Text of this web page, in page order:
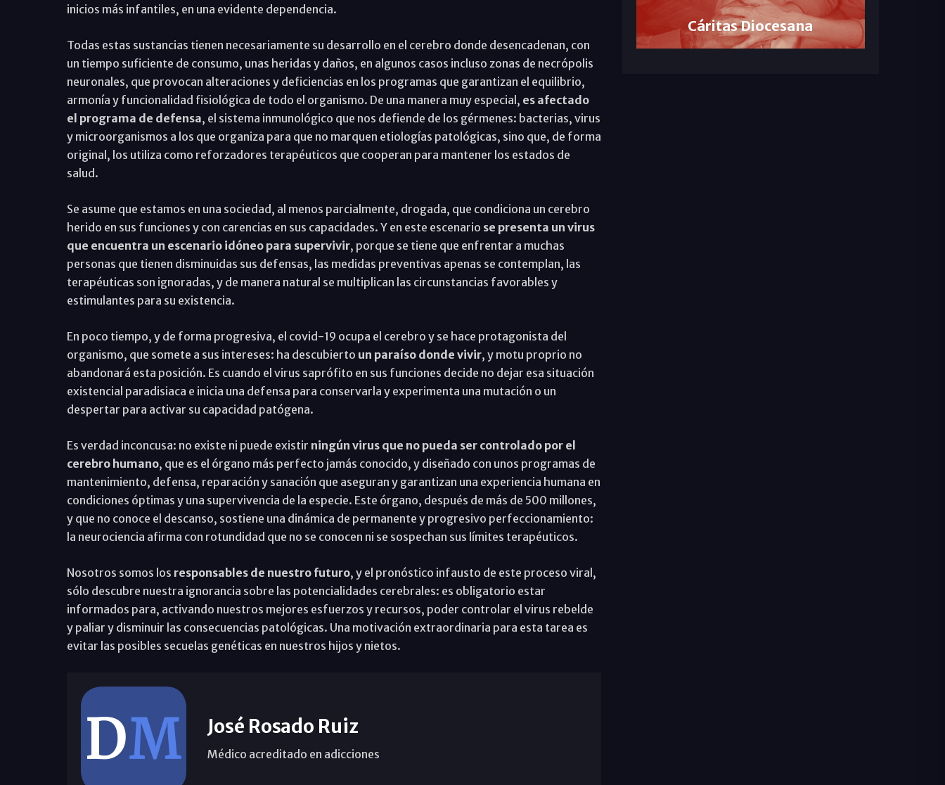
inicios más infantiles, en una evidente dependencia.
Todas estas sustancias tienen necesariamente su desarrollo en el cerebro donde desencadenan, con
un tiempo suficiente de consumo, unas heridas y daños, en algunos casos incluso zonas de necrópolis
neuronales, que provocan alteraciones y deficiencias en los programas que garantizan el equilibrio,
armonía y funcionalidad fisiológica de todo el organismo. De una manera muy especial, es afectado
el programa de defensa, el sistema inmunológico que nos defiende de los gérmenes: bacterias, virus
y microorganismos a los que organiza para que no marquen etiologías patológicas, sino que, de forma
original, los utiliza como reforzadores terapéuticos que cooperan para mantener los estados de
salud.
Se asume que estamos en una sociedad, al menos parcialmente, drogada, que condiciona un cerebro
herido en sus funciones y con carencias en sus capacidades. Y en este escenario se presenta un virus
que encuentra un escenario idóneo para supervivir, porque se tiene que enfrentar a muchas
personas que tienen disminuidas sus defensas, las medidas preventivas apenas se contemplan, las
terapéuticas son ignoradas, y de manera natural se multiplican las circunstancias favorables y
estimulantes para su existencia.
En poco tiempo, y de forma progresiva, el covid-19 ocupa el cerebro y se hace protagonista del
organismo, que somete a sus intereses: ha descubierto un paraíso donde vivir, y motu proprio no
abandonará esta posición. Es cuando el virus saprófito en sus funciones decide no dejar esa situación
existencial paradisiaca e inicia una defensa para conservarla y experimenta una mutación o un
despertar para activar su capacidad patógena.
Es verdad inconcusa: no existe ni puede existir ningún virus que no pueda ser controlado por el
cerebro humano, que es el órgano más perfecto jamás conocido, y diseñado con unos programas de
mantenimiento, defensa, reparación y sanación que aseguran y garantizan una experiencia humana en
condiciones óptimas y una supervivencia de la especie. Este órgano, después de más de 500 millones,
y que no conoce el descanso, sostiene una dinámica de permanente y progresivo perfeccionamiento:
la neurociencia afirma con rotundidad que no se conocen ni se sospechan sus límites terapéuticos.
Nosotros somos los responsables de nuestro futuro, y el pronóstico infausto de este proceso viral,
sólo descubre nuestra ignorancia sobre las potencialidades cerebrales: es obligatorio estar
informados para, activando nuestros mejores esfuerzos y recursos, poder controlar el virus rebelde
y paliar y disminuir las consecuencias patológicas. Una motivación extraordinaria para esta tarea es
evitar las posibles secuelas genéticas en nuestros hijos y nietos.
José Rosado Ruiz
Médico acreditado en adicciones
Cáritas Diocesana